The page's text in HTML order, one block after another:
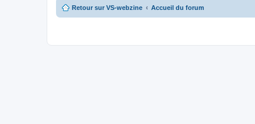
Retour sur VS-webzine Accueil du forum